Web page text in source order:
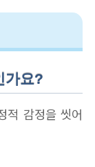
가요?
적 감정을 씻어